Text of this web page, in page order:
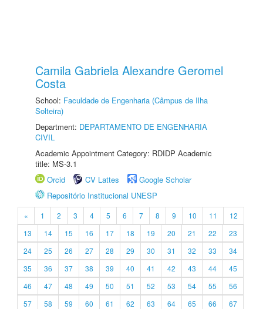
Camila Gabriela Alexandre Geromel
Costa
School: Faculdade de Engenharia (Câmpus de Ilha
Solteira)
Department: DEPARTAMENTO DE ENGENHARIA
CIVIL
Academic Appointment Category: RDIDP Academic
title: MS-3.1
Orcid
CV Lattes
Google Scholar
Repositório Institucional UNESP
« 1 2 3 4 5 6 7 8 9 10 11
12
13
14 15 16 17 18 19 20 21 22
23
24
25 26 27 28 29 30 31 32 33
34
35
36 37 38 39 40 41 42 43 44
45
46
47 48 49 50 51 52 53 54 55
56
57
58 59 60 61 62 63 64 65 66
67